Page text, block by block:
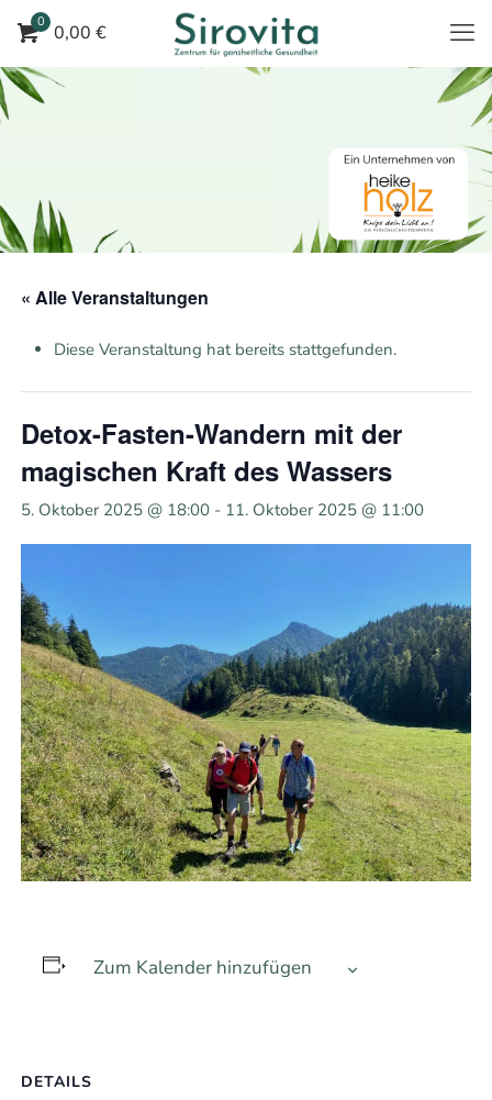
0 0,00 €
« Alle Veranstaltungen
Diese Veranstaltung hat bereits stattgefunden.
Detox-Fasten-Wandern mit der
magischen Kraft des Wassers
5. Oktober 2025 @ 18:00 - 11. Oktober 2025 @ 11:00
Zum Kalender hinzufügen
DETAILS